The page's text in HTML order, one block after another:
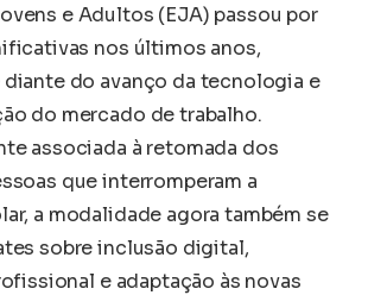
e Adultos (EJA) passou por
nos últimos anos,
do avanço da tecnologia e
do mercado de trabalho.
associada à retomada dos
que interromperam a
a modalidade agora também se
sobre inclusão digital,
e adaptação às novas